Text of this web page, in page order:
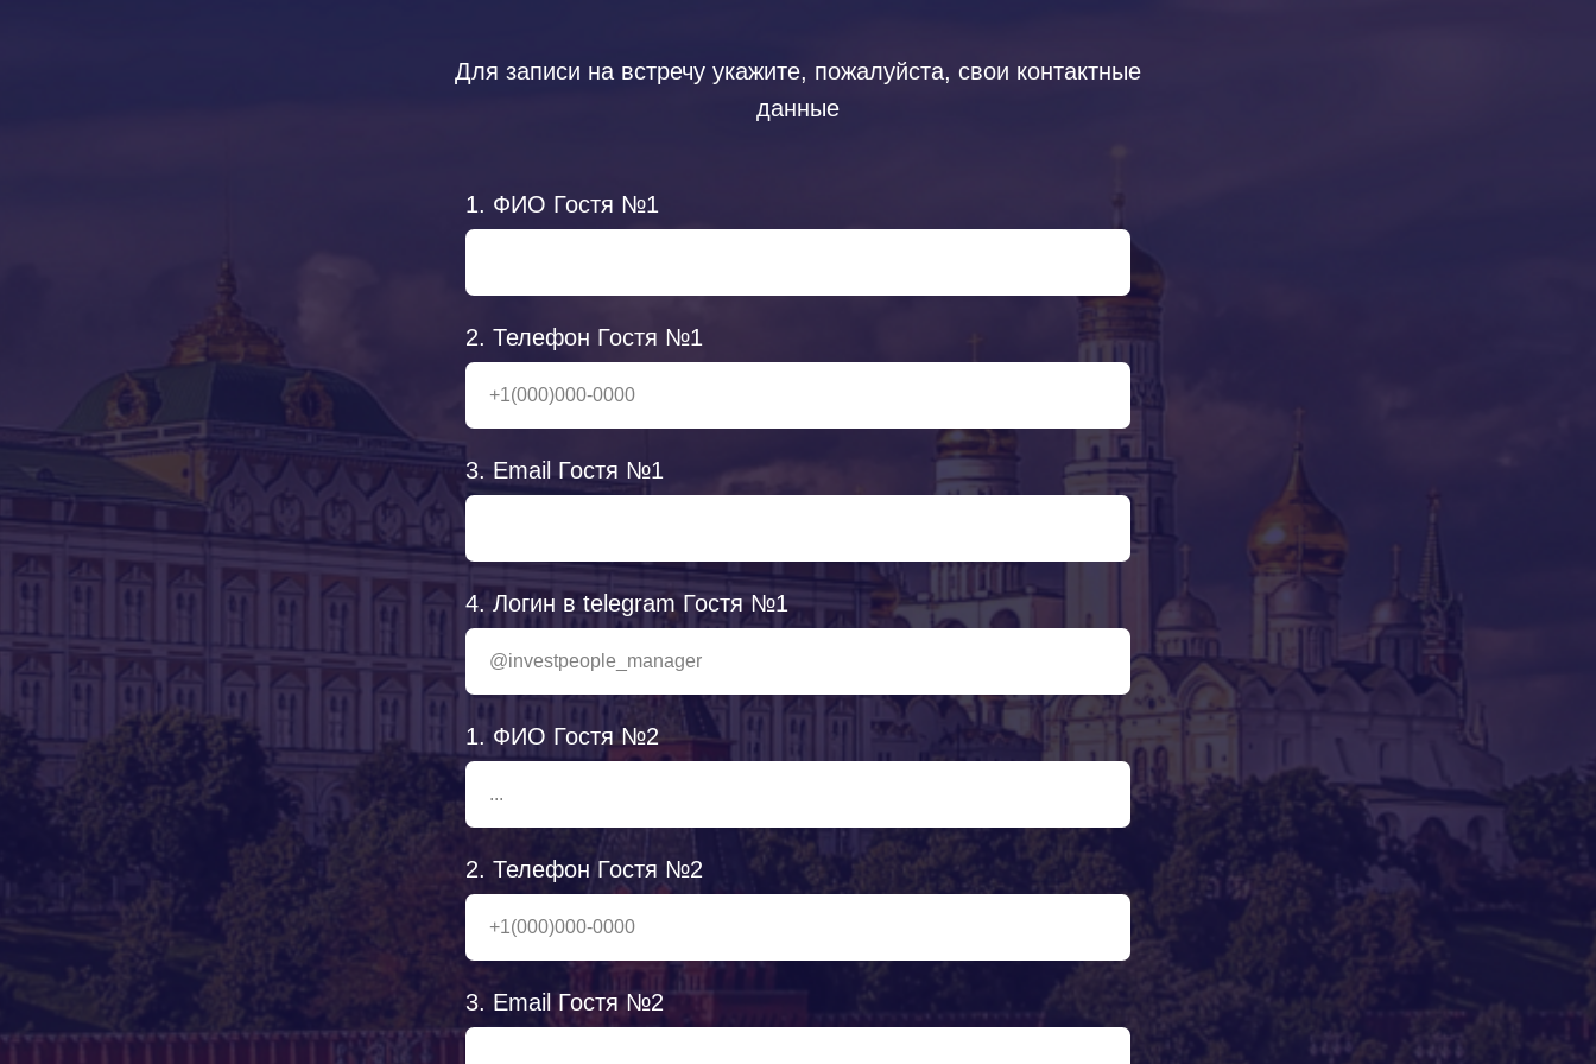
Для записи на встречу укажите, пожалуйста, свои контактные
данные
1. ФИО Гостя №1
2. Телефон Гостя №1
3. Email Гостя №1
4. Логин в telegram Гостя №1
1. ФИО Гостя №2
2. Телефон Гостя №2
3. Email Гостя №2